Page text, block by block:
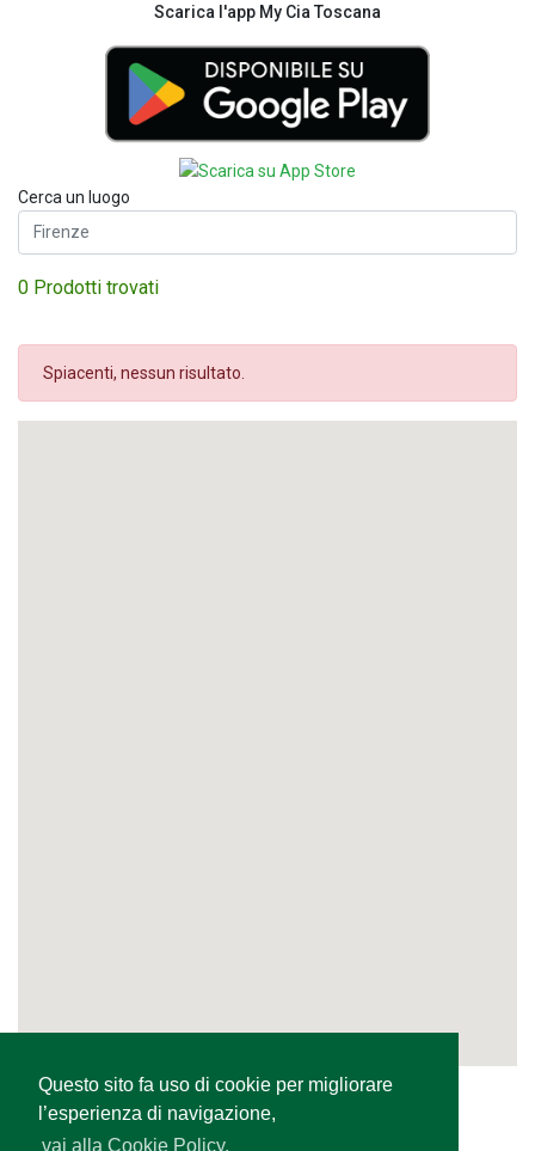
Questo sito fa uso di cookie per migliorare
l’esperienza di navigazione,
vai alla Cookie Policy.
Scarica l'app My Cia Toscana
Cerca un luogo
0 Prodotti trovati
Spiacenti, nessun risultato.